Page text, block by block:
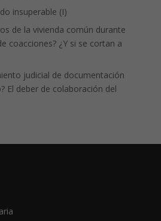
insuperable (I)
de la vivienda común durante
coacciones? ¿Y si se cortan a
judicial de documentación
El deber de colaboración del